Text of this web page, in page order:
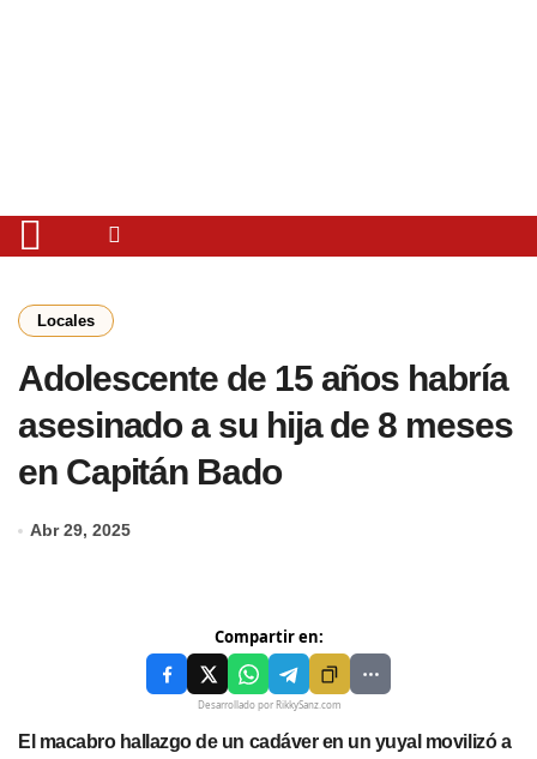
Locales
Adolescente de 15 años habría
asesinado a su hija de 8 meses
en Capitán Bado
Abr 29, 2025
Compartir en:
Desarrollado por RikkySanz.com
El macabro hallazgo de un cadáver en un yuyal movilizó a